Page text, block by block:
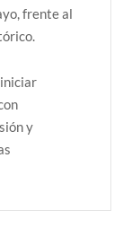
frente al
y